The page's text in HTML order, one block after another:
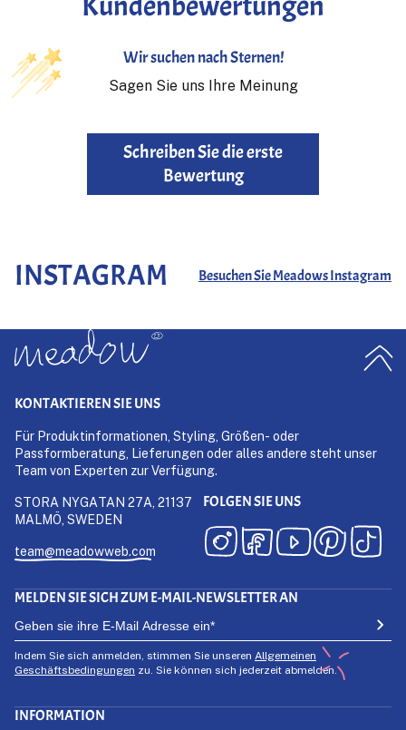
Wir suchen nach Sternen!
Sagen Sie uns Ihre Meinung
Schreiben Sie die erste
Bewertung
INSTAGRAM Besuchen Sie Meadows Instagram
KONTAKTIEREN SIE UNS
Für Produktinformationen, Styling, Größen- oder
Passformberatung, Lieferungen oder alles andere steht unser
Team von Experten zur Verfügung.
STORA NYGATAN 27A, 21137
MALMÖ, SWEDEN
team@meadowweb.com
FOLGEN SIE UNS
MELDEN SIE SICH ZUM E-MAIL-NEWSLETTER AN
Indem Sie sich anmelden, stimmen Sie unseren Allgemeinen
Geschäftsbedingungen zu. Sie können sich jederzeit abmelden.
INFORMATION